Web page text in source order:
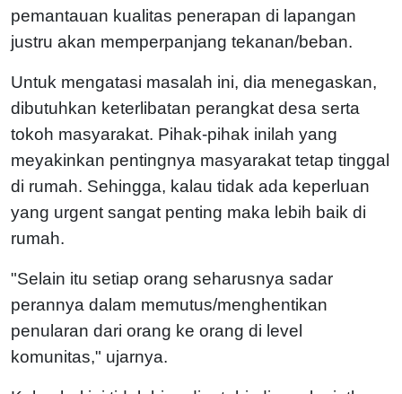
pemantauan kualitas penerapan di lapangan
justru akan memperpanjang tekanan/beban.
Untuk mengatasi masalah ini, dia menegaskan,
dibutuhkan keterlibatan perangkat desa serta
tokoh masyarakat. Pihak-pihak inilah yang
meyakinkan pentingnya masyarakat tetap tinggal
di rumah. Sehingga, kalau tidak ada keperluan
yang urgent sangat penting maka lebih baik di
rumah.
"Selain itu setiap orang seharusnya sadar
perannya dalam memutus/menghentikan
penularan dari orang ke orang di level
komunitas," ujarnya.